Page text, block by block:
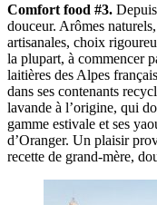
Comfort food #3.
douceur. Arômes
artisanales, choix
la plupart, à commencer
laitières des Alpes
dans ses contenants
lavande à l’origine, qui
gamme estivale et ses
d’Oranger. Un plaisir
recette de grand-mère,